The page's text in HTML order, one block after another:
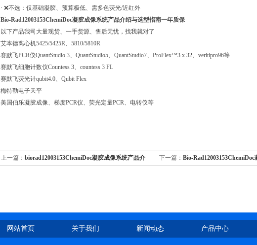
· ❌不选：仅基础凝胶、预算极低、需多色荧光/近红外
Bio-Rad12003153ChemiDoc凝胶成像系统产品介绍与选型指南一年质保
以下产品我司大量现货、一手货源、售后无忧，找我就对了
艾本德离心机5425/5425R、5810/5810R
赛默飞PCR仪QuantStudio 3、QuantStudio5、QuantStudio7、ProFlex™3 x 32、veritipro96等
赛默飞细胞计数仪Countess 3、countess 3 FL
赛默飞荧光计qubit4.0、Qubit Flex
梅特勒电子天平
美国伯乐凝胶成像、梯度PCR仪、荧光定量PCR、电转仪等
上一篇： biorad12003153ChemiDoc凝胶成像系统产品介 下一篇： Bio-
网站首页 关于我们 新闻动态 产品中心